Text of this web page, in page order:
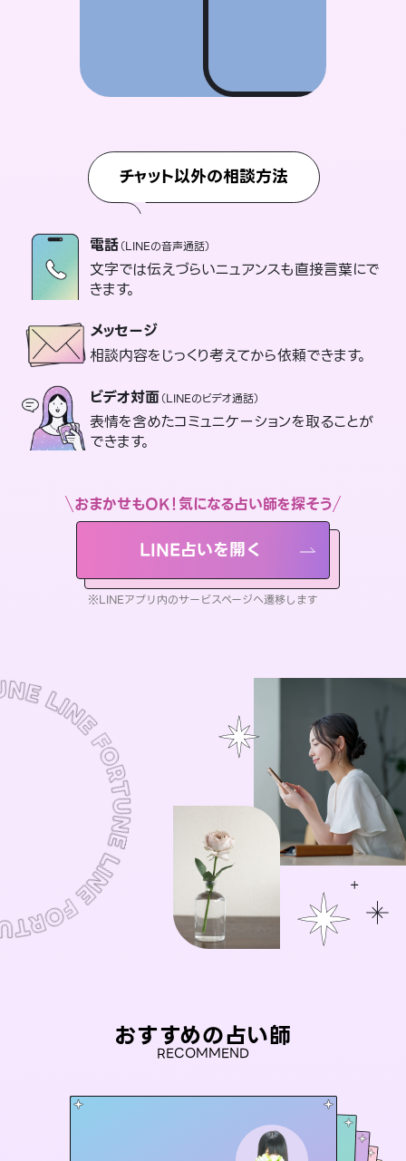
チャット以外の相談方法
電話（LINEの音声通話）
文字では伝えづらいニュアンスも直接言葉にで
きます。
メッセージ
相談内容をじっくり考えてから依頼できます。
ビデオ対面（LINEのビデオ通話）
表情を含めたコミュニケーションを取ることが
できます。
おまかせもOK！気になる占い師を探そう
LINE占いを開く
※LINEアプリ内のサービスページへ遷移します
おすすめの占い師
RECOMMEND